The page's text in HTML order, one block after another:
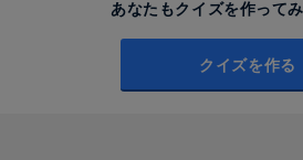
あなたもクイズを作って
クイズを作る